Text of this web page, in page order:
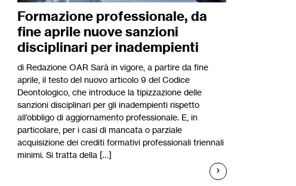
Formazione professionale, da
fine aprile nuove sanzioni
disciplinari per inadempienti
di Redazione OAR Sarà in vigore, a partire da fine
aprile, il testo del nuovo articolo 9 del Codice
Deontologico, che introduce la tipizzazione delle
sanzioni disciplinari per gli inadempienti rispetto
all’obbligo di aggiornamento professionale. E, in
particolare, per i casi di mancata o parziale
acquisizione dei crediti formativi professionali triennali
minimi. Si tratta della […]